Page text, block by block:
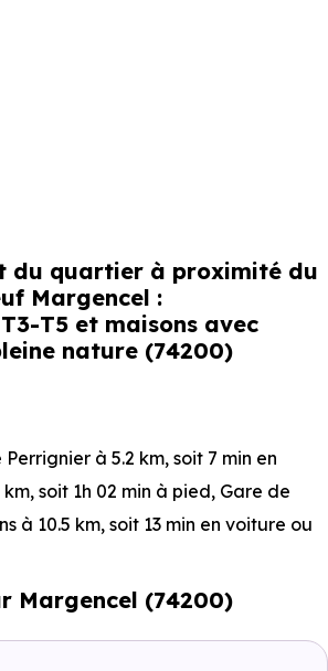
du quartier à proximité du
Margencel :
T5 et maisons avec
nature (74200)
Perrignier à 5.2 km, soit 7 min en
soit 1h 02 min à pied, Gare de
à 10.5 km, soit 13 min en voiture ou
soit 14 min en voiture ou à 9.5 km,
Margencel (74200)